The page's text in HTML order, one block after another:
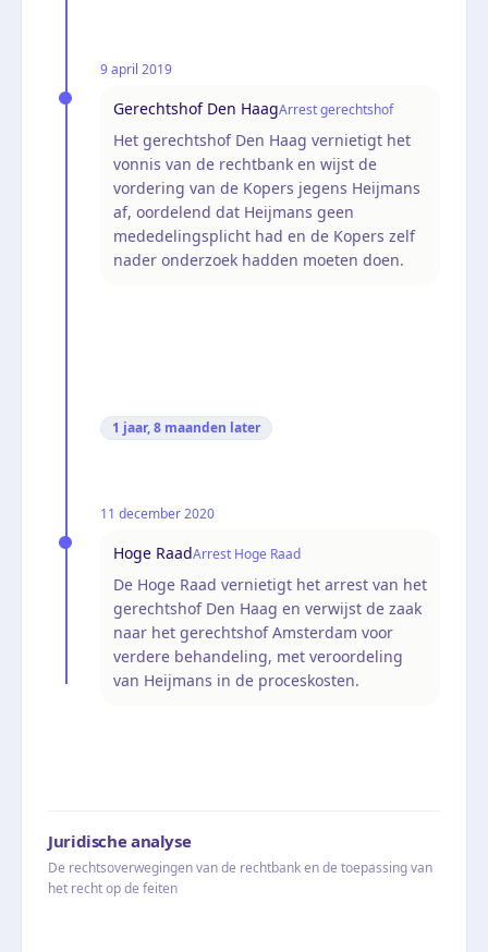
9 april 2019
Gerechtshof Den HaagArrest gerechtshof
Het gerechtshof Den Haag vernietigt het
vonnis van de rechtbank en wijst de
vordering van de Kopers jegens Heijmans
af, oordelend dat Heijmans geen
mededelingsplicht had en de Kopers zelf
nader onderzoek hadden moeten doen.
1 jaar, 8 maanden later
11 december 2020
Hoge RaadArrest Hoge Raad
De Hoge Raad vernietigt het arrest van het
gerechtshof Den Haag en verwijst de zaak
naar het gerechtshof Amsterdam voor
verdere behandeling, met veroordeling
van Heijmans in de proceskosten.
Juridische analyse
De rechtsoverwegingen van de rechtbank en de toepassing van
het recht op de feiten